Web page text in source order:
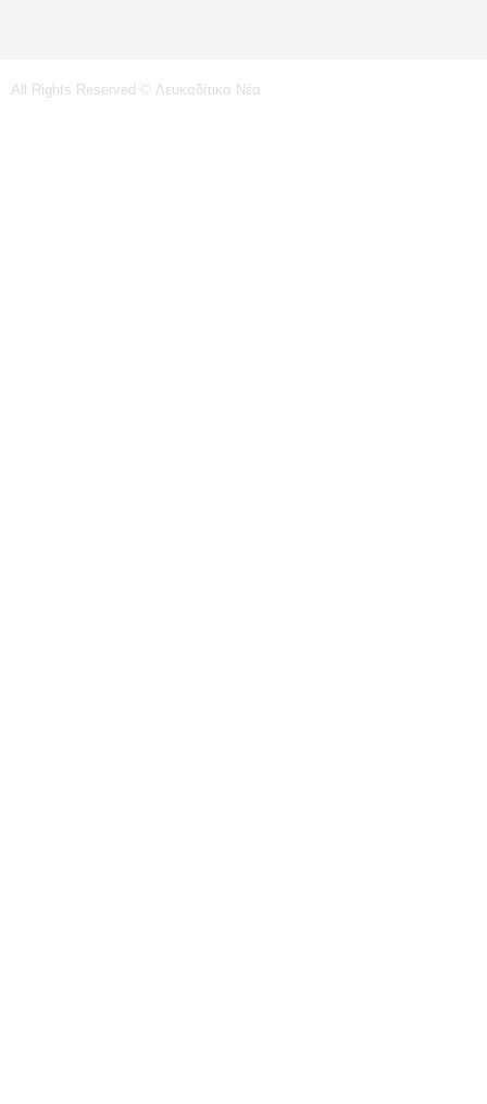
All Rights Reserved © Λευκαδίτικα Νέα